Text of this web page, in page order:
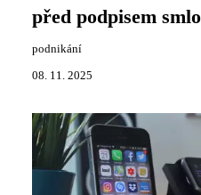
před podpisem
podnikání
08. 11. 2025